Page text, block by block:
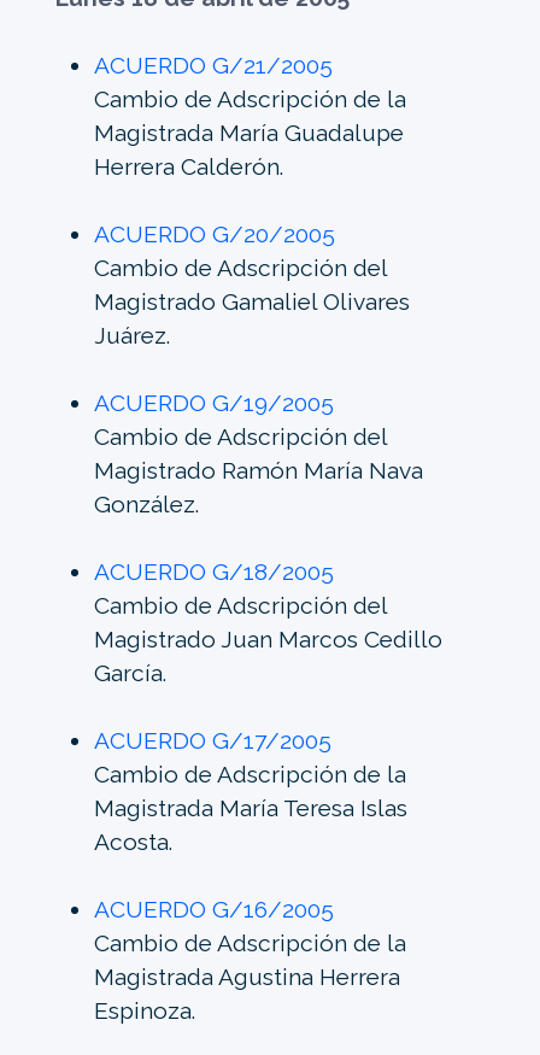
ACUERDO G/21/2005
Cambio de Adscripción de la
Magistrada María Guadalupe
Herrera Calderón.
ACUERDO G/20/2005
Cambio de Adscripción del
Magistrado Gamaliel Olivares
Juárez.
ACUERDO G/19/2005
Cambio de Adscripción del
Magistrado Ramón María Nava
González.
ACUERDO G/18/2005
Cambio de Adscripción del
Magistrado Juan Marcos Cedillo
García.
ACUERDO G/17/2005
Cambio de Adscripción de la
Magistrada María Teresa Islas
Acosta.
ACUERDO G/16/2005
Cambio de Adscripción de la
Magistrada Agustina Herrera
Espinoza.